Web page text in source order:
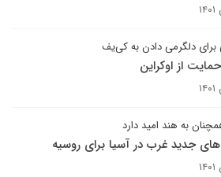
برای دلگرمی دادن به کی‌یف
از اوکراین
به هند امید دارد
جدید غرب در آسیا برای روسیه